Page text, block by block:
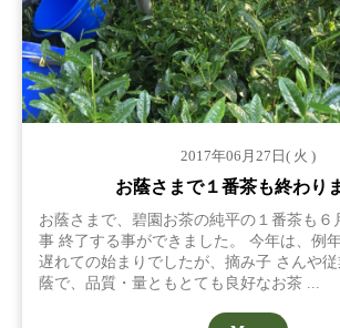
2017年06月27日( 火 )
お蔭さまで１番茶も終わり
お蔭さまで、碧園お茶の純平の１番茶も６
事 終了する事ができました。 今年は、例
遅れての始まりでしたが、摘み子 さんや
蔭で、品質・量ともとても良好なお茶 ...